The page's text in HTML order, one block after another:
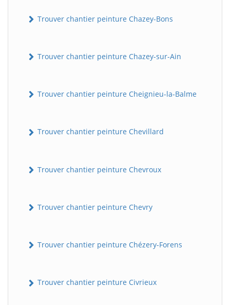
Trouver chantier peinture Chazey-Bons
Trouver chantier peinture Chazey-sur-Ain
Trouver chantier peinture Cheignieu-la-Balme
Trouver chantier peinture Chevillard
Trouver chantier peinture Chevroux
Trouver chantier peinture Chevry
Trouver chantier peinture Chézery-Forens
Trouver chantier peinture Civrieux